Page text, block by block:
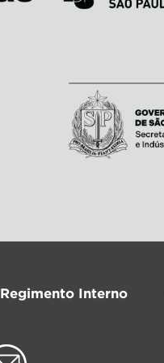
Regimento Interno